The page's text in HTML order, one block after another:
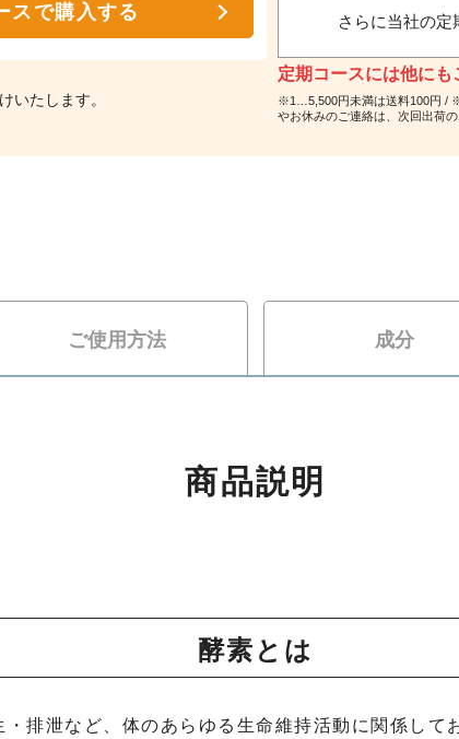
スで購入する
いたします。
さらに当社の定
定期コースには他にも
※1…5,500円未満は送料100円 /
やお休みのご連絡は、次回出荷
商品説明
酵素とは
排泄など、体のあらゆる生命維持活動に関係して
ご使用方法 成分